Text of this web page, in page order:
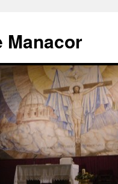
Manacor